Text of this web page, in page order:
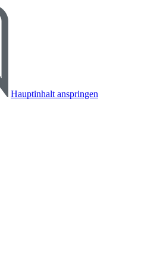
Hauptinhalt anspringen